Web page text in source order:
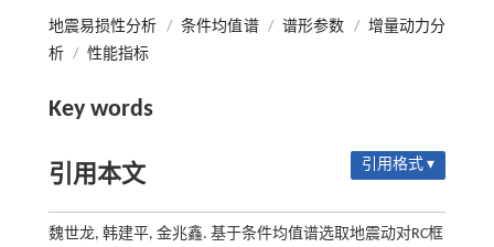
地震易损性分析 / 条件均值谱 / 谱形参数 / 增量动力分
析 / 性能指标
Key words
引用本文 引用格式 ▾
魏世龙, 韩建平, 金兆鑫. 基于条件均值谱选取地震动对RC框